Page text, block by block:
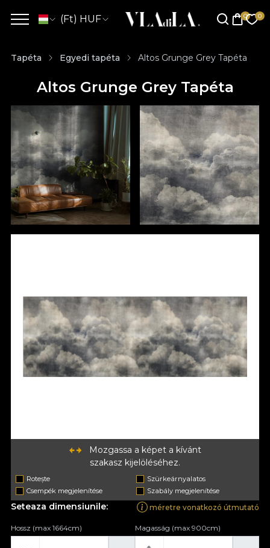
(Ft) HUF
Tapéta Egyedi tapéta Altos Grunge Grey Tapéta
Altos Grunge Grey Tapéta
Mozgassa a képet a kívánt
szakasz kijelöléséhez.
Rotește
Szürkeárnyalatos
Csempék megjelenítése
Szabály megjelenítése
Seteaza dimensiunile: méretre vonatkozó útmutató
Hossz (max 1664cm) Magasság (max 900cm)